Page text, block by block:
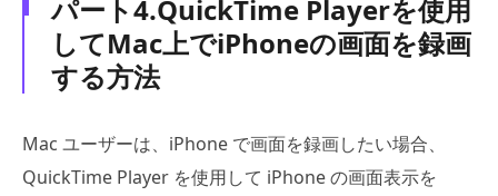
パート4.QuickTime Playerを使用
してMac上でiPhoneの画面を録画
する方法
Mac ユーザーは、iPhone で画面を録画したい場合、
QuickTime Player を使用して iPhone の画面表示を